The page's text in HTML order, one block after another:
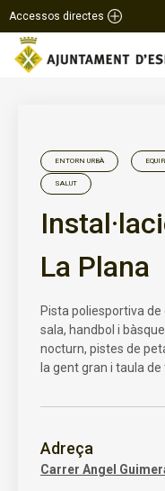
Accessos directes
ENTORN URBÀ
SALUT
La Plana
Pista poliesportiva
sala, handbol i
nocturn, pistes de
la gent gran i taula
Adreça
Carrer Angel